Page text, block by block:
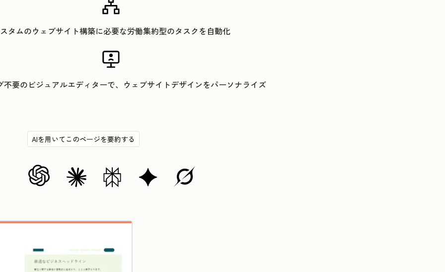
タムのウェブサイト構築に必要な労働集約型のタスクを自動化
不要のビジュアルエディターで、ウェブサイトデザインをパーソナライズ
AIを用いてこのページを要約する